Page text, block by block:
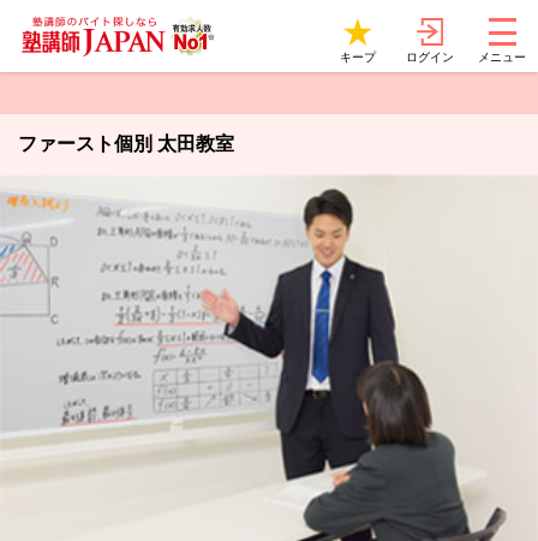
キープ ログイン メニュー
ファースト個別 太田教室